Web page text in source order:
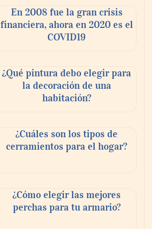
En 2008 fue la gran crisis
financiera, ahora en 2020 es el
COVID19
¿Qué pintura debo elegir para
la decoración de una
habitación?
¿Cuáles son los tipos de
cerramientos para el hogar?
¿Cómo elegir las mejores
perchas para tu armario?